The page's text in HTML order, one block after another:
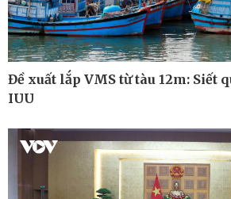
Thế giới
Cuộc sống đó đây
Hồ sơ
Video
E-
Đề xuất lắp VMS từ tàu 12m: Siết
IUU